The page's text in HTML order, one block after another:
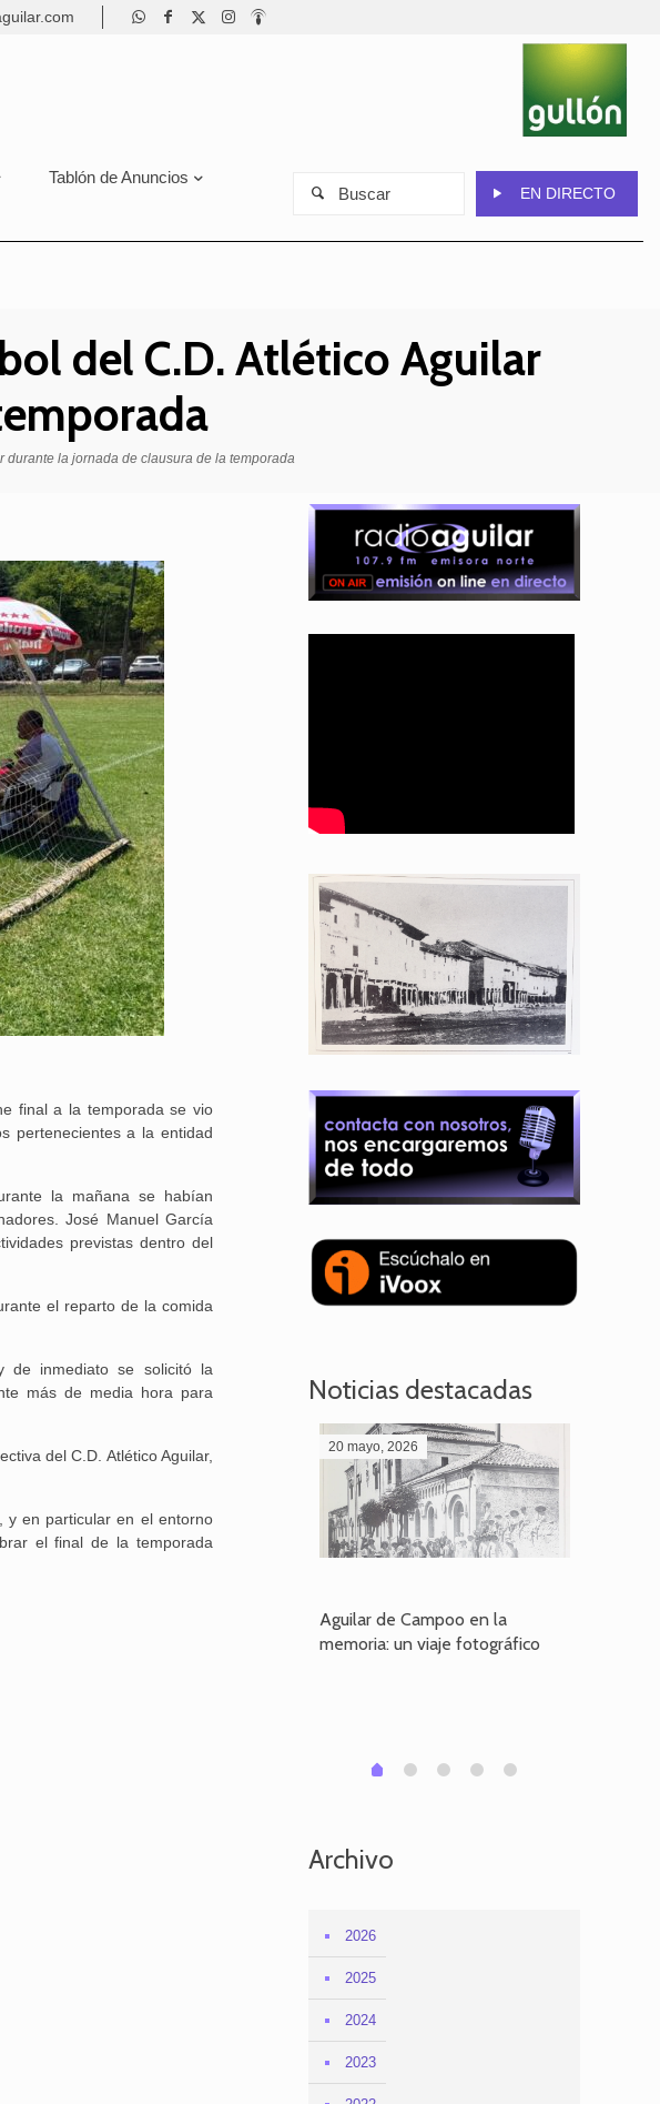
Tablón de Anuncios
EN DIRECTO
del C.D. Atlético Aguilar
la jornada de clausura de la temporada
final a la temporada se vio
pertenecientes a la entidad
la mañana se habían
José Manuel García
previstas dentro del
el reparto de la comida
de inmediato se solicitó la
más de media hora para
del C.D. Atlético Aguilar,
y en particular en el entorno
el final de la temporada
Noticias destacadas
25 febrero, 2026 20 mayo, 2026
Aguilar de Campoo en la
memoria: un viaje fotográfico
0 1 2 3 4
Archivo
2026
2025
2024
2023